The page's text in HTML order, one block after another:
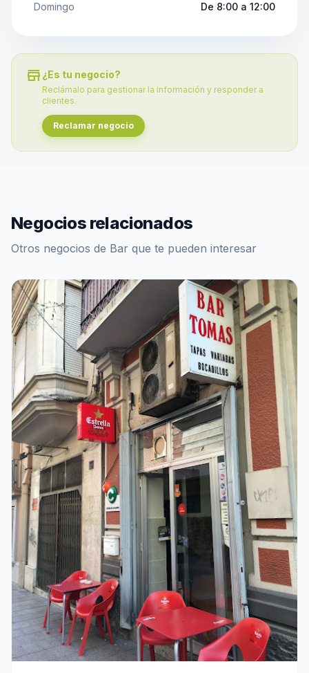
Domingo
De 8:00 a 12:00
store ¿Es tu negocio?
Reclámalo para gestionar la información y responder a
clientes.
Reclamar negocio
Negocios relacionados
Otros negocios de Bar que te pueden interesar